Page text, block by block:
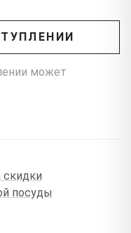
может
скидки
посуды